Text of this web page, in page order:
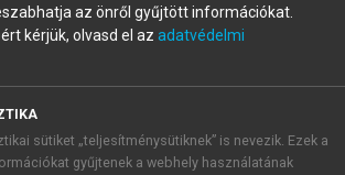
vagy hozz létre új fiókot.
apróbaidőszakautomatikusan
FIÓKKAL
az önről gyűjtött információkat.
kérjük, olvasd el az adatvédelmi
sütiket „teljesítménysütiknek” is nevezik. Ezek a
gyűjtenek a webhely használatának